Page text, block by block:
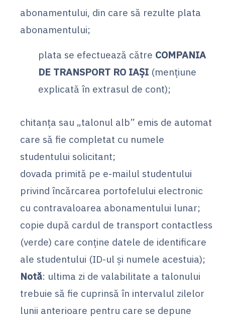
abonamentului, din care să rezulte plata
abonamentului;
plata se efectuează către COMPANIA
DE TRANSPORT RO IAȘI (mențiune
explicată în extrasul de cont);
chitanța sau „talonul alb” emis de automat
care să fie completat cu numele
studentului solicitant;
dovada primită pe e-mailul studentului
privind încărcarea portofelului electronic
cu contravaloarea abonamentului lunar;
copie după cardul de transport contactless
(verde) care conține datele de identificare
ale studentului (ID-ul și numele acestuia);
Notă: ultima zi de valabilitate a talonului
trebuie să fie cuprinsă în intervalul zilelor
lunii anterioare pentru care se depune